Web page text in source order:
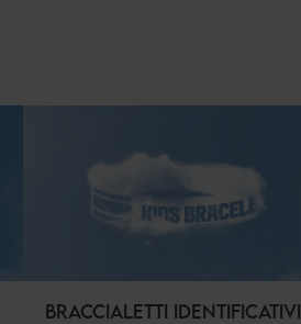
BRACCIALETTI IDENTIFICATIVI